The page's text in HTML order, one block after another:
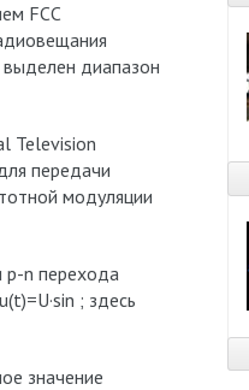
FCC
диапазон
Television
передачи
модуляции
p-n перехода
; здесь
значение